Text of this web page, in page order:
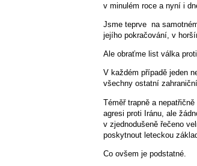
v minulém roce a nyní i
Jsme teprve na
jejího pokračování, v
Ale obraťme list válka proti
V každém případě jeden
všechny ostatní
Téměř trapně a
agresi proti Iránu, ale
v zjednodušeně řečeno
poskytnout leteckou
Co ovšem je podstatné.